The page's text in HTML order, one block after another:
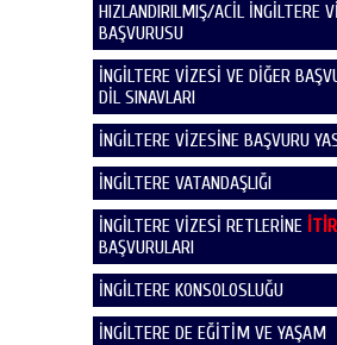
HIZLANDIRILMIŞ/ACİL İNGİLTERE
BAŞVURUSU
İNGİLTERE VİZESİ VE DİĞER
DİL SINAVLARI
İNGİLTERE VİZESİNE BAŞVURU
İNGİLTERE VATANDAŞLIĞI
İNGİLTERE VİZESİ RETLERİNE
BAŞVURULARI
İNGİLTERE KONSOLOSLUĞU
İNGİLTERE DE EĞİTİM VE YAŞAM